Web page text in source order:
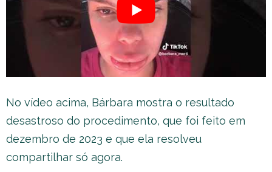
No vídeo acima, Bárbara mostra o resultado
desastroso do procedimento, que foi feito em
dezembro de 2023 e que ela resolveu
compartilhar só agora.